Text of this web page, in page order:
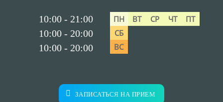
10:00 - 21:00
10:00 - 20:00
10:00 - 20:00
ПН ВТ СР ЧТ
ПТ
СБ
ВС
ЗАПИСАТЬСЯ НА ПРИЕМ